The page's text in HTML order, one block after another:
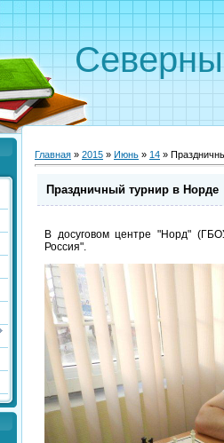
Главная » 2015 » Июнь » 14 »
Праздничный турнир в Норде
В досуговом центре "Норд"
Россия".